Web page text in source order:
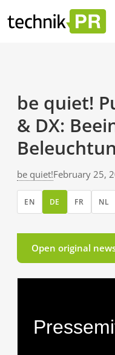
be quiet!
& DX:
be quiet!February 25,
EN DE FR NL
Open original